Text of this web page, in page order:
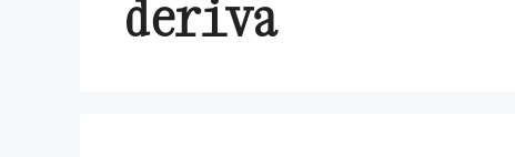
deriva